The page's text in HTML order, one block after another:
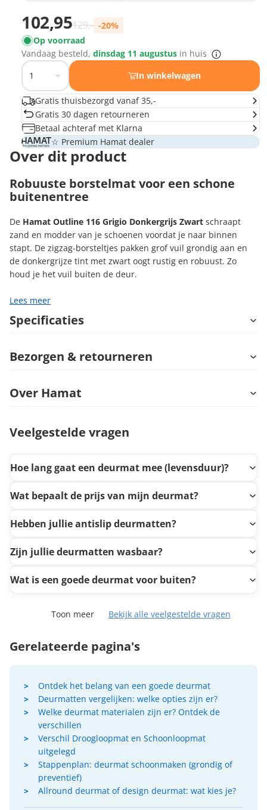
Prijs met korting
102,95 -20%
Normale prijs
129,-
Op voorraad
Vandaag besteld, dinsdag 11 augustus in huis
In winkelwagen
Gratis thuisbezorgd vanaf 35,-
Gratis 30 dagen retourneren
Betaal achteraf met Klarna
☆ Premium Hamat dealer
Over dit product
Lees meer
Robuuste borstelmat voor een schone
buitenentree
De Hamat Outline 116 Grigio Donkergrijs Zwart schraapt
zand en modder van je schoenen voordat je naar binnen
stapt. De zigzag-borsteltjes pakken grof vuil grondig aan en
de donkergrijze tint met zwart oogt rustig en robuust. Zo
houd je het vuil buiten de deur.
Specificaties
Bezorgen & retourneren
Over Hamat
Veelgestelde vragen
Hoe lang gaat een deurmat mee (levensduur)?
Wat bepaalt de prijs van mijn deurmat?
Hebben jullie antislip deurmatten?
Zijn jullie deurmatten wasbaar?
Wat is een goede deurmat voor buiten?
Toon meer Bekijk alle veelgestelde vragen
Gerelateerde pagina's
Ontdek het belang van een goede deurmat
Deurmatten vergelijken: welke opties zijn er?
Welke deurmat materialen zijn er? Ontdek de
verschillen
Verschil Droogloopmat en Schoonloopmat
uitgelegd
Stappenplan: deurmat schoonmaken (grondig of
preventief)
Allround deurmat of design deurmat: wat kies je?